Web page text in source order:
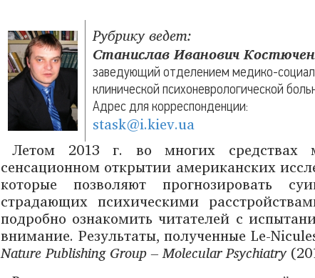
Рубрику ведет:
Станислав Иванович
заведующий отделением медико-
клинической психоневрологической
Адрес для корреспонденции:
stask@i.kiev.ua
Летом 2013 г. во многих средствах
сенсационном открытии американских
которые позволяют прогнозировать
страдающих психическими
подробно ознакомить читателей с
внимание. Результаты, полученные Le-
Nature Publishing Group – Molecular Psychiatry